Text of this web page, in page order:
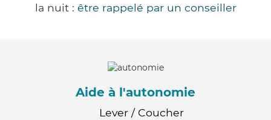
la nuit : être rappelé par un conseiller
Aide à l'autonomie
Lever / Coucher